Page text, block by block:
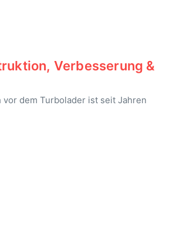
Verbesserung &
dem Turbolader ist seit Jahren